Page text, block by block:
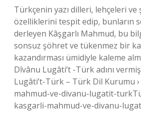
Türkçenin yazı dilleri, lehçeleri ve
özelliklerini tespit edip, bunların
derleyen Kâşgarlı Mahmud, bu
sonsuz şöhret ve tükenmez bir
kazandırması ümidiyle kaleme
Dîvânu Lugâti’t -Türk adını
Lugâti’t-Türk – Türk Dil Kurumu
mahmud-ve-divanu-lugatit-
kasgarli-mahmud-ve-divanu-